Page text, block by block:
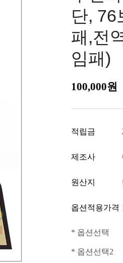
단, 76
패,전
임패)
100,000원
적립금
제조사
원산지
옵션적용가격
* 옵션선택
* 옵션선택2